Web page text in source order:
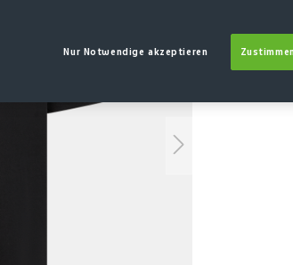
Nur Notwendige akzeptieren